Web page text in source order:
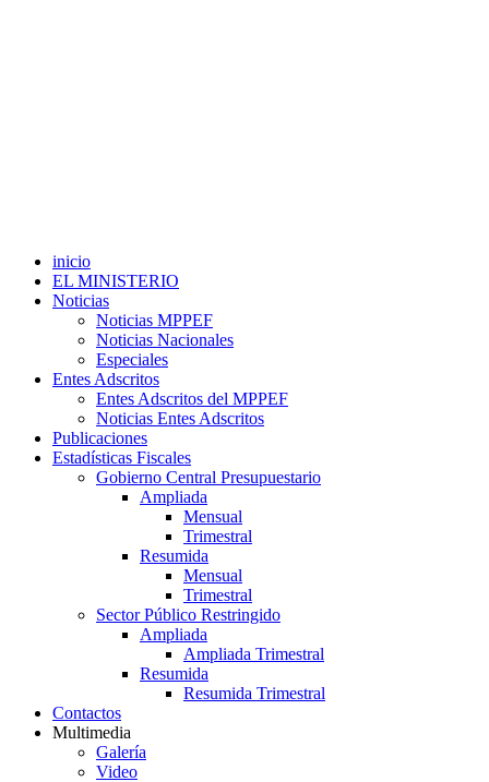
inicio
EL MINISTERIO
Noticias
Noticias MPPEF
Noticias Nacionales
Especiales
Entes Adscritos
Entes Adscritos del MPPEF
Noticias Entes Adscritos
Publicaciones
Estadísticas Fiscales
Gobierno Central Presupuestario
Ampliada
Mensual
Trimestral
Resumida
Mensual
Trimestral
Sector Público Restringido
Ampliada
Ampliada Trimestral
Resumida
Resumida Trimestral
Contactos
Multimedia
Galería
Video